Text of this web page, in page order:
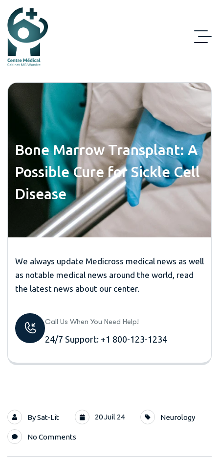
Bone Marrow Transplant: A
Possible Cure for Sickle Cell
Disease
We always update Medicross medical news as well
as notable medical news around the world, read
the latest news about our center.
Call Us When You Need Help!
24/7 Support: +1 800-123-1234
BySat-Lit 20 Juil 24 Neurology
No Comments